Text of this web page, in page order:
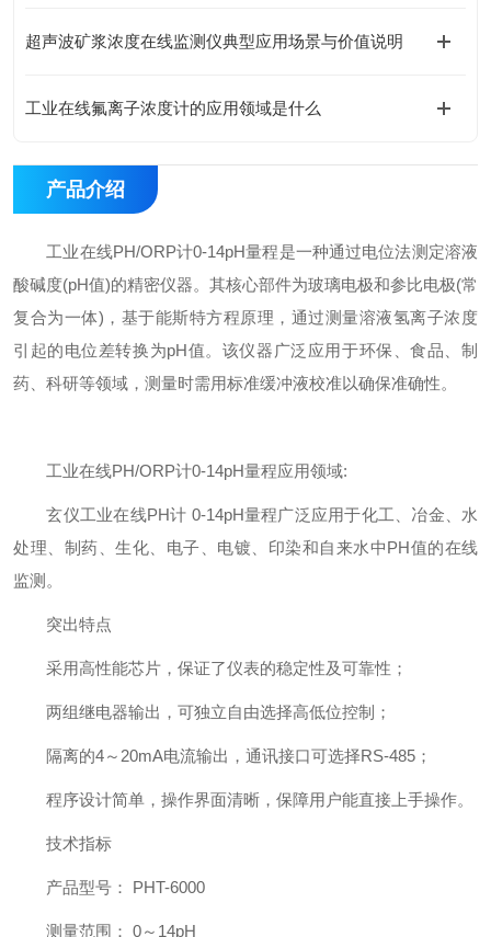
超声波矿浆浓度在线监测仪典型应用场景与价值说明
工业在线氟离子浓度计的应用领域是什么
产品介绍
工业在线PH/ORP计0-14pH量程是一种通过电位法测定溶液
酸碱度(pH值)的精密仪器。其核心部件为玻璃电极和参比电极(常
复合为一体)，基于能斯特方程原理，通过测量溶液氢离子浓度
引起的电位差转换为pH值。该仪器广泛应用于环保、食品、制
药、科研等领域，测量时需用标准缓冲液校准以确保准确性。
工业在线PH/ORP计0-14pH量程应用领域:
玄仪工业在线PH计 0-14pH量程广泛应用于化工、冶金、水
处理、制药、生化、电子、电镀、印染和自来水中PH值的在线
监测。
突出特点
采用高性能芯片，保证了仪表的稳定性及可靠性；
两组继电器输出，可独立自由选择高低位控制；
隔离的4～20mA电流输出，通讯接口可选择RS-485；
程序设计简单，操作界面清晰，保障用户能直接上手操作。
技术指标
产品型号： PHT-6000
测量范围： 0～14pH